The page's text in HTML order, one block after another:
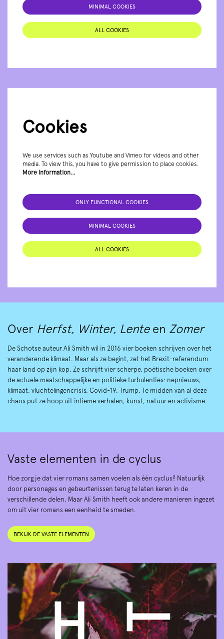
MINIMAL COOKIES
ALL COOKIES
Cookies
We use services such as Youtube and Vimeo for videos and other
media. To view this, you have to give permission to place cookies.
More information…
ONLY FUNCTIONAL COOKIES
MINIMAL COOKIES
ALL COOKIES
Over Herfst, Winter, Lente en Zomer
De Schotse auteur Ali Smith wil in 2016 vier boeken schrijven over het
veranderende klimaat. Maar als ze begint, zet het Brexit-referendum
haar land op zijn kop. Ze schrijft vier scherpe, poëtische boeken over
de actuele maatschappelijke en politieke turbulenties: nepnieuws,
klimaat, vluchtelingencrisis, Covid-19, Trump. Te midden van al deze
chaos put ze hoop uit intieme verhalen, kunst, natuur en activisme.
Vaste elementen in de cyclus
Hoe zorg je dat vier romans samen voelen als één cyclus? Natuurlijk
door personages en gebeurtenissen terug te laten keren in de
verschillende delen. Maar Ali Smith heeft ook andere manieren ingezet
om uit vier romans een eenheid te smeden.
BEKIJK DE VASTE ELEMENTEN